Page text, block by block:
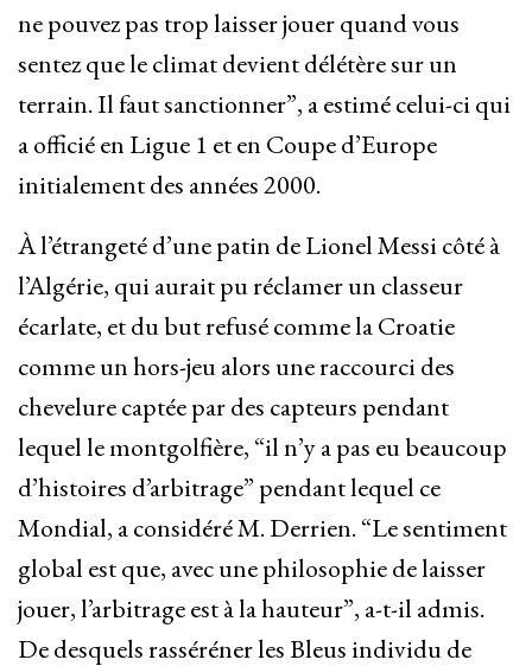
ne pouvez pas trop laisser jouer quand vous
sentez que le climat devient délétère sur un
terrain. Il faut sanctionner”, a estimé celui-ci qui
a officié en Ligue 1 et en Coupe d’Europe
initialement des années 2000.
À l’étrangeté d’une patin de Lionel Messi côté à
l’Algérie, qui aurait pu réclamer un classeur
écarlate, et du but refusé comme la Croatie
comme un hors-jeu alors une raccourci des
chevelure captée par des capteurs pendant
lequel le montgolfière, “il n’y a pas eu beaucoup
d’histoires d’arbitrage” pendant lequel ce
Mondial, a considéré M. Derrien. “Le sentiment
global est que, avec une philosophie de laisser
jouer, l’arbitrage est à la hauteur”, a-t-il admis.
De desquels rasséréner les Bleus individu de